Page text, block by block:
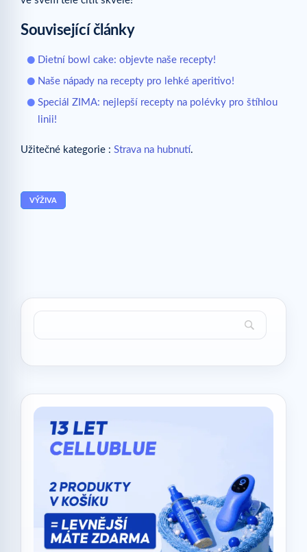
Související články
Dietní bowl cake: objevte naše recepty!
Naše nápady na recepty pro lehké aperitivo!
Speciál ZIMA: nejlepší recepty na polévky pro štíhlou
linii!
Užitečné kategorie : Strava na hubnutí.
VÝŽIVA